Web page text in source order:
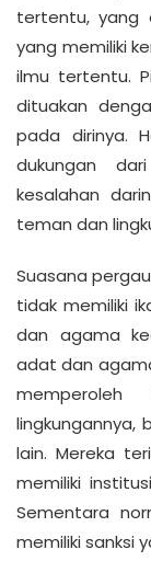
tertentu, yang
yang memiliki
ilmu tertentu.
dituakan
pada dirinya.
dukungan
kesalahan
teman dan
Suasana
tidak memiliki
dan agama
adat dan
lingkungannya,
lain. Mereka
memiliki
Sementara
memiliki sanksi